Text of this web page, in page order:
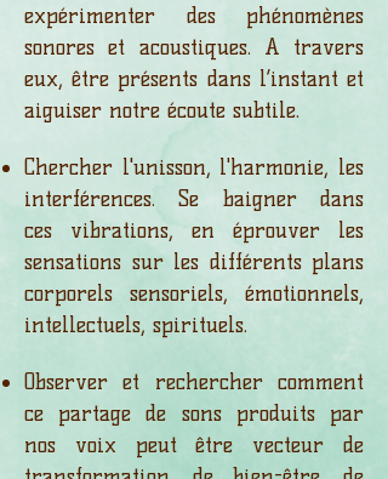
expérimenter des phénomènes
sonores et acoustiques. A travers
eux, être présents dans l’instant et
aiguiser notre écoute subtile.
Chercher l'unisson, l'harmonie, les
interférences. Se baigner dans
ces vibrations, en éprouver les
sensations sur les différents plans
corporels sensoriels, émotionnels,
intellectuels, spirituels.
Observer et rechercher comment
ce partage de sons produits par
nos voix peutêtre vecteur de